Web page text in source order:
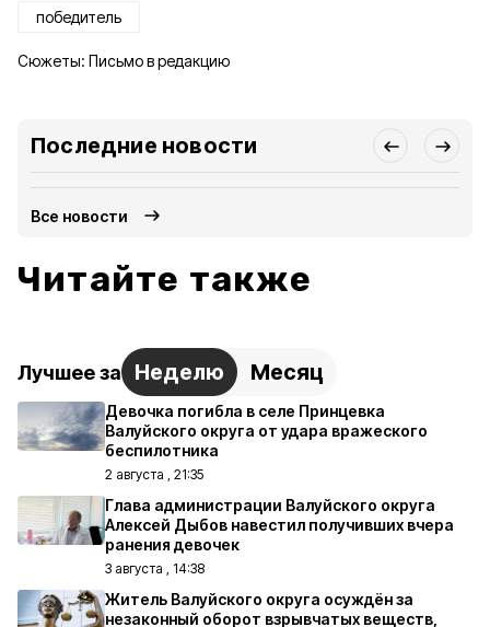
победитель
Сюжеты: Письмо в редакцию
Последние новости
Все новости
Читайте также
Лучшее за Неделю Месяц
Девочка погибла в селе Принцевка
Валуйского округа от удара вражеского
беспилотника
2 августа , 21:35
Глава администрации Валуйского округа
Алексей Дыбов навестил получивших вчера
ранения девочек
3 августа , 14:38
Житель Валуйского округа осуждён за
незаконный оборот взрывчатых веществ,